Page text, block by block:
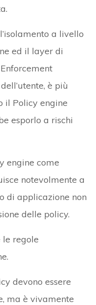
a livello
ed il layer di
è più
il Policy engine
esporlo a rischi
engine come
notevolmente a
di applicazione non
delle policy.
le regole
devono essere
ma è vivamente